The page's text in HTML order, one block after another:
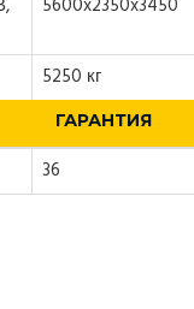
5600x2350x3450
5250 кг
ГАРАНТИЯ
36